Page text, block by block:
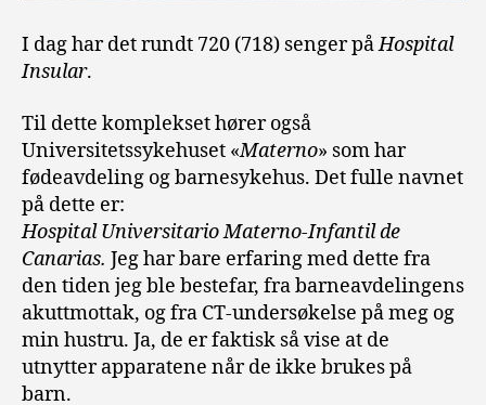
I dag har det rundt 720 (718) senger påHospital
Insular.
Til dette komplekset hører også
Universitetssykehuset «Materno» som har
fødeavdeling og barnesykehus. Det fulle navnet
på dette er:
Hospital Universitario Materno-Infantil de
Canarias. Jeg har bare erfaring med dette fra
den tiden jeg ble bestefar, fra barneavdelingens
akuttmottak, og fra CT-undersøkelse på meg og
min hustru. Ja, de er faktisk så vise at de
utnytter apparatene når de ikke brukes på
barn.